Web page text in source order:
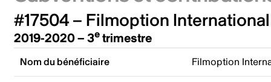
#17504 – Filmoption
2019-2020 – 3etrimestre
Nom du bénéficiaire Filmoption